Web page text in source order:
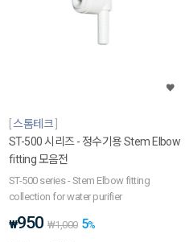
스톰테크
ST-500 시리즈 - 정수기용 Stem Elbow
fitting 모음전
ST-500 series - Stem Elbow fitting
collection for water purifier
₩950 ₩1,000 5%